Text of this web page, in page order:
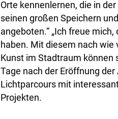
Orte kennenlernen, die in
seinen großen Speichern
angeboten.“ „Ich freue
haben. Mit diesem nach
Kunst im Stadtraum können
Tage nach der Eröffnung
Lichtparcours mit
Projekten.